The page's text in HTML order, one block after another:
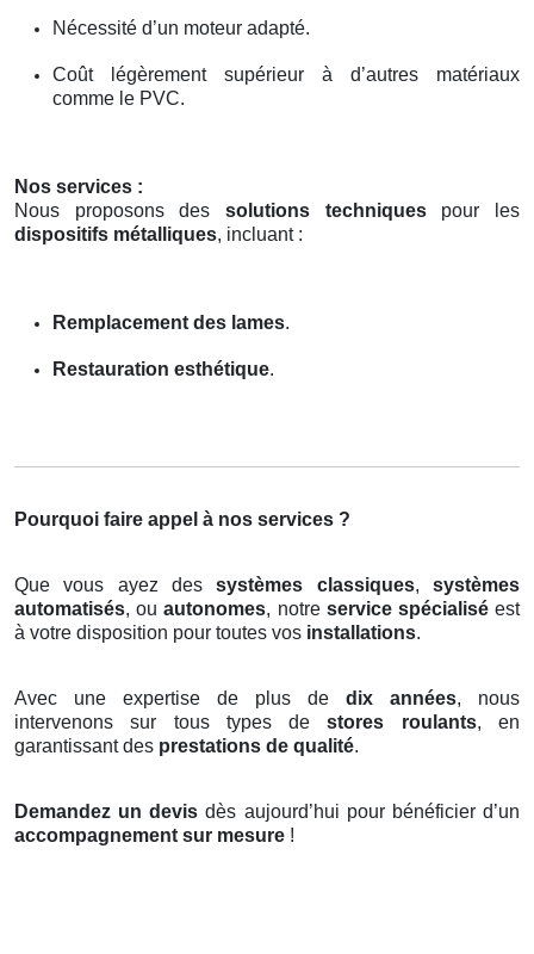
Nécessité d’un moteur adapté.
Coût légèrement supérieur à d’autres matériaux
comme le PVC.
Nos services :
Nous proposons des solutions techniquespour les
dispositifs métalliques, incluant :
Remplacement des lames.
Restauration esthétique.
Pourquoi faire appel à nos services ?
Que vous ayez dessystèmes classiques,systèmes
automatisés, ouautonomes, notre service spécialiséest
à votre disposition pour toutes vos installations.
Avec une expertise de plus de dix années, nous
intervenons sur tous types destores roulants, en
garantissant des prestations de qualité.
Demandez un devis dès aujourd’hui pour bénéficier d’un
accompagnement sur mesure !